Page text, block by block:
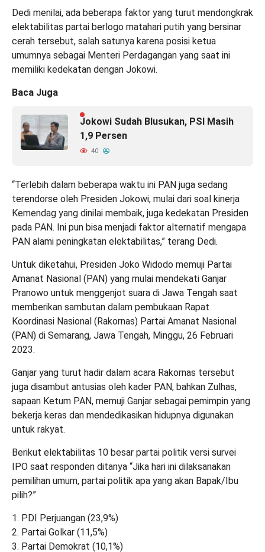
Dedi menilai, ada beberapa faktor yang turut mendongkrak
elektabilitas partai berlogo matahari putih yang bersinar
cerah tersebut, salah satunya karena posisi ketua
umumnya sebagai Menteri Perdagangan yang saat ini
memiliki kedekatan dengan Jokowi.
Baca Juga
Jokowi Sudah Blusukan, PSI Masih
1,9 Persen
40
“Terlebih dalam beberapa waktu ini PAN juga sedang
terendorse oleh Presiden Jokowi, mulai dari soal kinerja
Kemendag yang dinilai membaik, juga kedekatan Presiden
pada PAN. Ini pun bisa menjadi faktor alternatif mengapa
PAN alami peningkatan elektabilitas,” terang Dedi.
Untuk diketahui, Presiden Joko Widodo memuji Partai
Amanat Nasional (PAN) yang mulai mendekati Ganjar
Pranowo untuk menggenjot suara di Jawa Tengah saat
memberikan sambutan dalam pembukaan Rapat
Koordinasi Nasional (Rakornas) Partai Amanat Nasional
(PAN) di Semarang, Jawa Tengah, Minggu, 26 Februari
2023.
Ganjar yang turut hadir dalam acara Rakornas tersebut
juga disambut antusias oleh kader PAN, bahkan Zulhas,
sapaan Ketum PAN, memuji Ganjar sebagai pemimpin yang
bekerja keras dan mendedikasikan hidupnya digunakan
untuk rakyat.
Berikut elektabilitas 10 besar partai politik versi survei
IPO saat responden ditanya “Jika hari ini dilaksanakan
pemilihan umum, partai politik apa yang akan Bapak/Ibu
pilih?”
1. PDI Perjuangan (23,9%)
2. Partai Golkar (11,5%)
3. Partai Demokrat (10,1%)